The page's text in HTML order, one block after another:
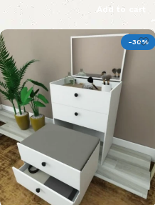
Add to cart
-30%